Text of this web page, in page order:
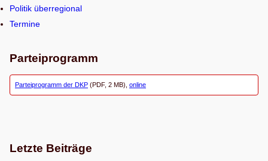
Politik überregional
Termine
Parteiprogramm
Parteiprogramm der DKP (PDF, 2 MB), online
Letzte Beiträge